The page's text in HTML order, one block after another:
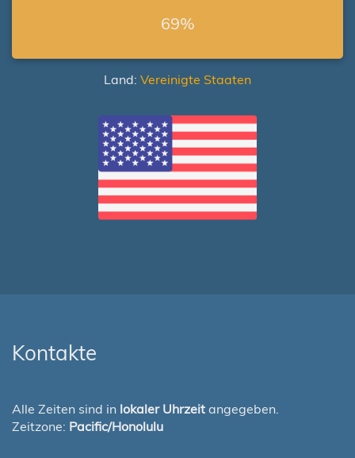
69%
Land: Vereinigte Staaten
Kontakte
Alle Zeiten sind in lokaler Uhrzeit angegeben.
Zeitzone: Pacific/Honolulu